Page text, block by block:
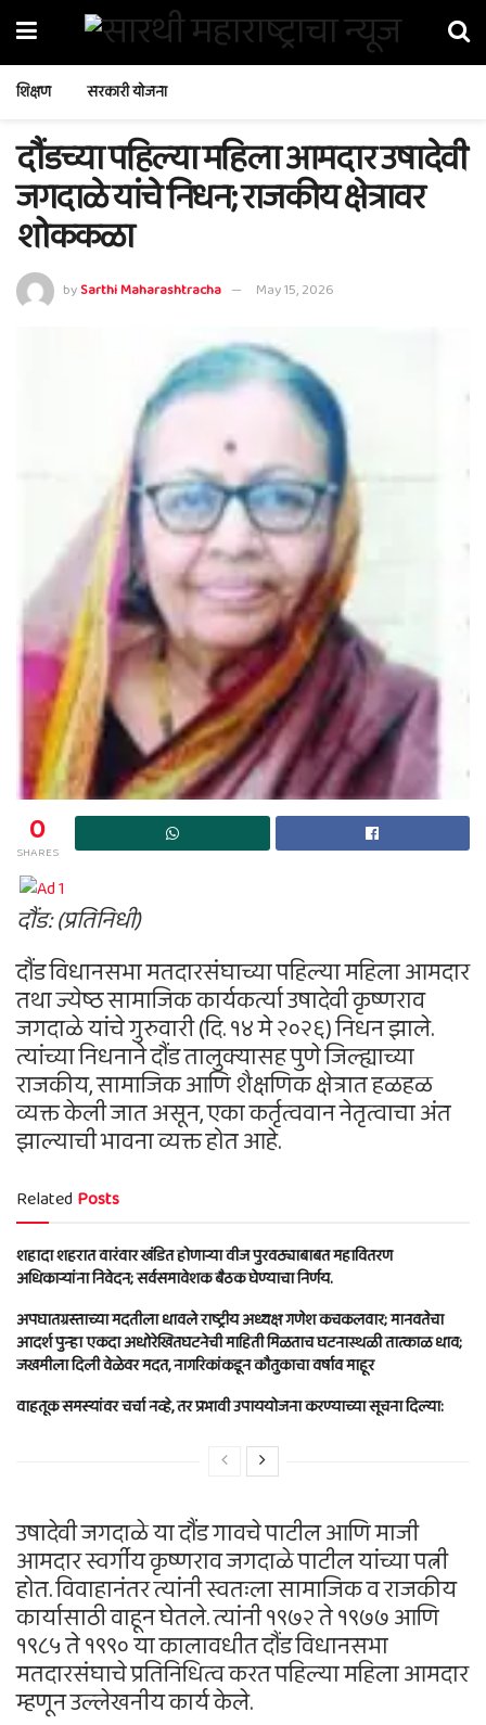
शिक्षण सरकारी योजना
दौंडच्या पहिल्या महिला आमदार उषादेवी
जगदाळे यांचे निधन; राजकीय क्षेत्रावर
शोककळा
bySarthi Maharashtracha May 15, 2026
0
SHARES
दौंड: (प्रतिनिधी)
दौंड विधानसभा मतदारसंघाच्या पहिल्या महिला आमदार
तथा ज्येष्ठ सामाजिक कार्यकर्त्या उषादेवी कृष्णराव
जगदाळे यांचे गुरुवारी (दि. १४ मे २०२६) निधन झाले.
त्यांच्या निधनाने दौंड तालुक्यासह पुणे जिल्ह्याच्या
राजकीय, सामाजिक आणि शैक्षणिक क्षेत्रात हळहळ
व्यक्त केली जात असून, एका कर्तृत्ववान नेतृत्वाचा अंत
झाल्याची भावना व्यक्त होत आहे.
Related Posts
शहादा शहरात वारंवार खंडित होणाऱ्या वीज पुरवठ्याबाबत महावितरण
अधिकाऱ्यांना निवेदन; सर्वसमावेशक बैठक घेण्याचा निर्णय.
अपघातग्रस्ताच्या मदतीला धावले राष्ट्रीय अध्यक्ष गणेश कचकलवार; मानवतेचा
आदर्श पुन्हा एकदा अधोरेखितघटनेची माहिती मिळताच घटनास्थळी तात्काळ धाव;
जखमीला दिली वेळेवर मदत, नागरिकांकडून कौतुकाचा वर्षाव माहूर
वाहतूक समस्यांवर चर्चा नव्हे, तर प्रभावी उपाययोजना करण्याच्या सूचना दिल्या:
उषादेवी जगदाळे या दौंड गावचे पाटील आणि माजी
आमदार स्वर्गीय कृष्णराव जगदाळे पाटील यांच्या पत्नी
होत. विवाहानंतर त्यांनी स्वतःला सामाजिक व राजकीय
कार्यासाठी वाहून घेतले. त्यांनी १९७२ ते १९७७ आणि
१९८५ ते १९९० या कालावधीत दौंड विधानसभा
मतदारसंघाचे प्रतिनिधित्व करत पहिल्या महिला आमदार
म्हणून उल्लेखनीय कार्य केले.